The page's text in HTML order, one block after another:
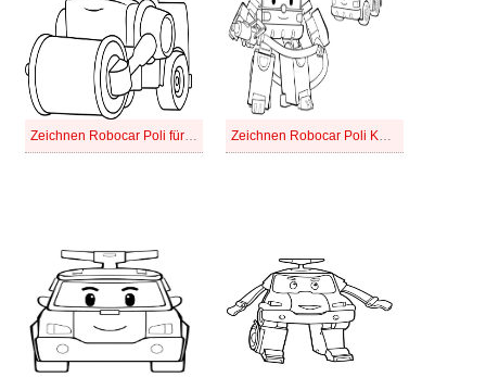
Zeichnen Robocar Poli für Kinder Zeichnen Robocar Poli Karikatur